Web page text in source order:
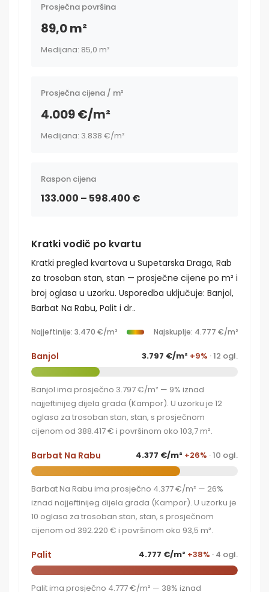
Prosječna površina
89,0 m²
Medijana: 85,0 m²
Prosječna cijena / m²
4.009 €/m²
Medijana: 3.838 €/m²
Raspon cijena
133.000 – 598.400 €
Kratki vodič po kvartu
Kratki pregled kvartova u Supetarska Draga, Rab
za trosoban stan, stan — prosječne cijene po m² i
broj oglasa u uzorku. Usporedba uključuje: Banjol,
Barbat Na Rabu, Palit i dr..
Najjeftinije: 3.470 €/m² Najskuplje: 4.777 €/m²
Banjol 3.797 €/m² +9% · 12 ogl.
Banjol ima prosječno 3.797 €/m² — 9% iznad
najjeftinijeg dijela grada (Kampor). U uzorku je 12
oglasa za trosoban stan, stan, s prosječnom
cijenom od 388.417 € i površinom oko 103,7 m².
Barbat Na Rabu 4.377 €/m² +26% · 10 ogl.
Barbat Na Rabu ima prosječno 4.377 €/m² — 26%
iznad najjeftinijeg dijela grada (Kampor). U uzorku je
10 oglasa za trosoban stan, stan, s prosječnom
cijenom od 392.220 € i površinom oko 93,5 m².
Palit 4.777 €/m² +38% · 4 ogl.
Palit ima prosječno 4.777 €/m² — 38% iznad